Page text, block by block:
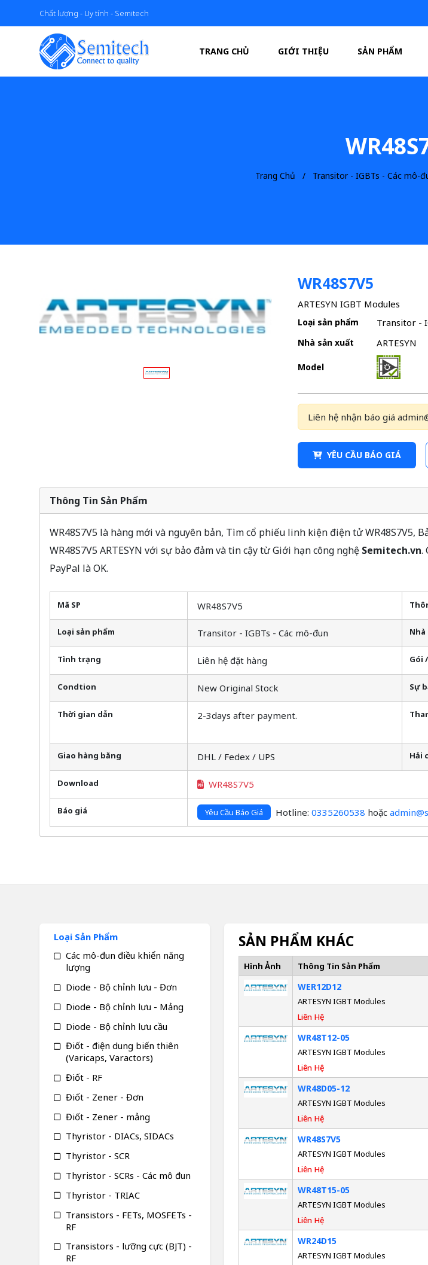
Chất lượng - Uy tính - Semitech
TRANG CHỦ GIỚI THIỆU SẢN PHẨM
Trang Chủ Transitor - IGBTs - Các mô-
WR48S7V5
ARTESYN IGBT Modules
Loại sản phẩm Transitor -
Nhà sản xuất ARTESYN
Model
Liên hệ nhận báo giá
YÊU CẦU BÁO GIÁ
Thông Tin Sản Phẩm
WR48S7V5 là hàng mới và nguyên bản, Tìm cổ phiếu linh kiện điện tử WR48S7V5,
WR48S7V5 ARTESYN với sự bảo đảm và tin cậy từ Giới hạn công nghệ Semitech.vn.
PayPal là OK.
Mã SP WR48S7V5
Loại sản phẩm Transitor - IGBTs - Các mô-đun
Tình trạng Liên hệ đặt hàng Gói
Condtion New Original Stock Sự
Thời gian dẫn 2-3days after payment.
Giao hàng bằng DHL / Fedex / UPS Hải
Download WR48S7V5
Báo giá Yêu Cầu Báo Giá Hotline: 0335260538 hoặc
SẢN PHẨM KHÁC
Hình Ảnh Thông Tin Sản Phẩm
WER12D12
ARTESYN IGBT Modules
Liên Hệ
WR48T12-05
ARTESYN IGBT Modules
Liên Hệ
WR48D05-12
ARTESYN IGBT Modules
Liên Hệ
WR48S7V5
ARTESYN IGBT Modules
Liên Hệ
WR48T15-05
ARTESYN IGBT Modules
Liên Hệ
WR24D15
ARTESYN IGBT Modules
Loại Sản Phẩm
Các mô-đun điều khiển năng
lượng
Diode - Bộ chỉnh lưu - Đơn
Diode - Bộ chỉnh lưu - Mảng
Diode - Bộ chỉnh lưu cầu
Điốt - điện dung biến thiên
(Varicaps, Varactors)
Điốt - RF
Điốt - Zener - Đơn
Điốt - Zener - mảng
Thyristor - DIACs, SIDACs
Thyristor - SCR
Thyristor - SCRs - Các mô đun
Thyristor - TRIAC
Transistors - FETs, MOSFETs -
RF
Transistors - lưỡng cực (BJT) -
RF